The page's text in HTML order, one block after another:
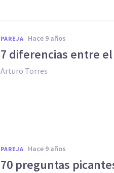
PAREJA hace 9 años
​7 diferencias entre
Arturo Torres
PAREJA hace 9 años
70 preguntas